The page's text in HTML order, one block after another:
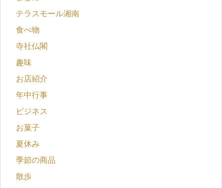
テラスモール湘南
食べ物
寺社仏閣
趣味
お店紹介
年中行事
ビジネス
お菓子
夏休み
季節の商品
散歩